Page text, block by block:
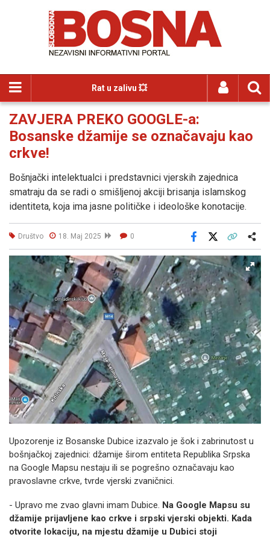
Rat u zalivu 💥
ZAVJERA PREKO GOOGLE-a:
Bosanske džamije se označavaju kao
crkve!
Bošnjački intelektualci i predstavnici vjerskih zajednica
smatraju da se radi o smišljenoj akciji brisanja islamskog
identiteta, koja ima jasne političke i ideološke konotacije.
Društvo 18. Maj 2025 0
Facebook
Upozorenje iz Bosanske Dubice izazvalo je šok i zabrinutost u
bošnjačkoj zajednici: džamije širom entiteta Republika Srpska
na Google Mapsu nestaju ili se pogrešno označavaju kao
pravoslavne crkve, tvrde vjerski zvaničnici.
- Upravo me zvao glavni imam Dubice. Na Google Mapsu su
džamije prijavljene kao crkve i srpski vjerski objekti. Kada
otvorite lokaciju, na mjestu džamije u Dubici stoji